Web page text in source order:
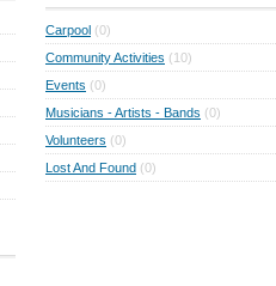
Carpool (0)
Community Activities (10)
Events (0)
Musicians - Artists - Bands (0)
Volunteers (0)
Lost And Found (0)